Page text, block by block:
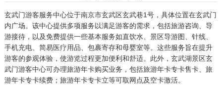
玄武门游客服务中心位于南京市玄武区玄武巷1号，具体位置在玄武门
内广场。该中心提供多项服务以满足游客的需求，包括旅游咨询、导
游接待，以及免费提供一些基本服务如直饮水、景区导游图、针线、
手机充电、简易医疗用品、包裹寄存和母婴室等。这些服务旨在提升
游客的参观体验，使游览过程更加便利和舒适。此外，玄武湖景区玄
武门游客中心可办理旅游年卡购买业务，包括旅游年卡专卡售卡、旅
游年卡专卡续费；旅游年卡专卡立等可取网点及空卡激活。